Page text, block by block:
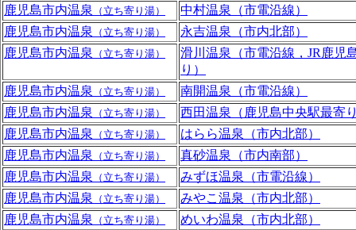
鹿児島市内温泉
（立ち寄り湯）
中村温泉（市電沿線）
鹿児島市内温泉
（立ち寄り湯）
永吉温泉（市内北部）
鹿児島市内温泉
（立ち寄り湯）
滑川温泉（市電沿線，JR鹿児
り）
鹿児島市内温泉
（立ち寄り湯）
南開温泉（市電沿線）
鹿児島市内温泉
（立ち寄り湯）
西田温泉（鹿児島中央駅最寄
鹿児島市内温泉
（立ち寄り湯）
はらら温泉（市内北部）
鹿児島市内温泉
（立ち寄り湯）
真砂温泉（市内南部）
鹿児島市内温泉
（立ち寄り湯）
みずほ温泉（市電沿線）
鹿児島市内温泉
（立ち寄り湯）
みやこ温泉（市内北部）
鹿児島市内温泉
（立ち寄り湯）
めいわ温泉（市内北部）